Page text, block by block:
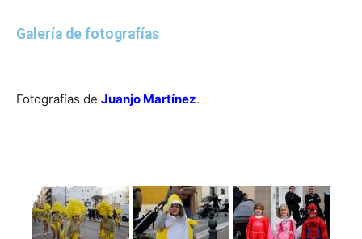
Galería de fotografías
Fotografías de Juanjo Martínez.